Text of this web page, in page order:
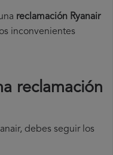
reclamación Ryanair​
inconvenientes
reclamación
debes seguir los